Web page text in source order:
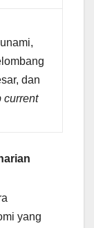
dan
current
yang